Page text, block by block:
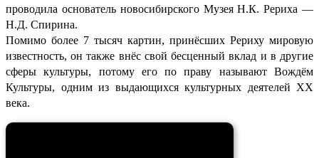
проводила основатель новосибирского Музея Н.К. Рериха —
Н.Д. Спирина.
Помимо более 7 тысяч картин, принёсших Рериху мировую
известность, он также внёс свой бесценный вклад и в другие
сферы культуры, потому его по праву называют Вождём
Культуры, одним из выдающихся культурных деятелей ХХ
века.